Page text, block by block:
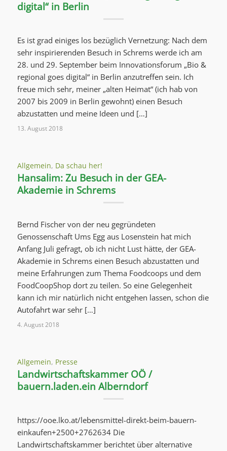
digital“ in Berlin
Es ist grad einiges los bezüglich Vernetzung: Nach dem
sehr inspirierenden Besuch in Schrems werde ich am
28. und 29. September beim Innovationsforum „Bio &
regional goes digital“ in Berlin anzutreffen sein. Ich
freue mich sehr, meiner „alten Heimat“ (ich hab von
2007 bis 2009 in Berlin gewohnt) einen Besuch
abzustatten und meine Ideen und […]
13. August 2018
Allgemein, Da schau her!
Hansalim: Zu Besuch in der GEA-
Akademie in Schrems
Bernd Fischer von der neu gegründeten
Genossenschaft Ums Egg aus Losenstein hat mich
Anfang Juli gefragt, ob ich nicht Lust hätte, der GEA-
Akademie in Schrems einen Besuch abzustatten und
meine Erfahrungen zum Thema Foodcoops und dem
FoodCoopShop dort zu teilen. So eine Gelegenheit
kann ich mir natürlich nicht entgehen lassen, schon die
Autofahrt war sehr […]
4. August 2018
Allgemein, Presse
Landwirtschaftskammer OÖ /
bauern.laden.ein Alberndorf
https://ooe.lko.at/lebensmittel-direkt-beim-bauern-
einkaufen+2500+2762634 Die
Landwirtschaftskammer berichtet über alternative